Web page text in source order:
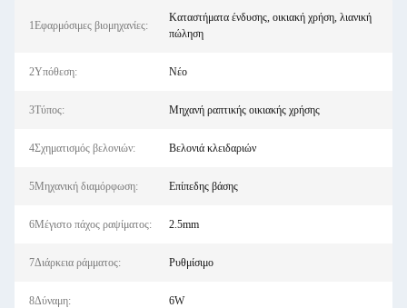
1Εφαρμόσιμες βιομηχανίες:
Καταστήματα ένδυσης, οικιακή χρήση, λιανική
πώληση
2Υπόθεση: Νέο
3Τύπος: Μηχανή ραπτικής οικιακής χρήσης
4Σχηματισμός βελονιών: Βελονιά κλειδαριών
5Μηχανική διαμόρφωση: Επίπεδης βάσης
6Μέγιστο πάχος ραψίματος: 2.5mm
7Διάρκεια ράμματος: Ρυθμίσιμο
8Δύναμη: 6W